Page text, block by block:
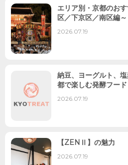
エリア別・京都のお
区／下京区／南区編～
2026.07.19
納豆、ヨーグルト、
都で楽しむ発酵フード
2026.07.19
【ZENⅡ】の魅力
2026.07.19